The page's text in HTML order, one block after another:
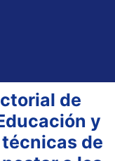
de
y
de